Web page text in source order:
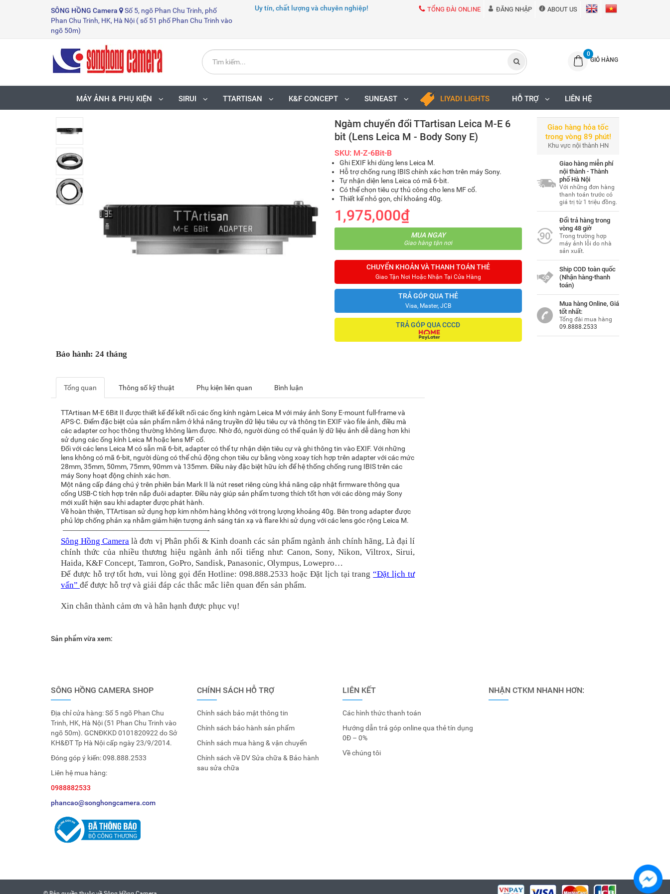
SÔNG HỒNG Camera
Số 5, ngõ Phan Chu Trinh, phố
Phan Chu Trinh, HK, Hà Nội ( số 51 phố Phan Chu Trinh vào
ngõ 50m)
Uy tín, chất lượng và chuyên nghiệp! TỔNG ĐÀI ONLINE ĐĂNG NHẬP ABOUT US
0
GIỎ HÀNG
MÁY ẢNH & PHỤ KIỆN SIRUI TTARTISAN K&F CONCEPT SUNEAST LIYADI LIGHTS HỖ TRỢ LIÊN HỆ
Bảo hành: 24 tháng
Ngàm chuyển đổi TTartisan Leica M-E 6
bit (Lens Leica M - Body Sony E)
SKU: M-Z-6Bit-B
Ghi EXIF khi dùng lens Leica M.
Hỗ trợ chống rung IBIS chính xác hơn trên máy Sony.
Tự nhận diện lens Leica có mã 6-bit.
Có thể chọn tiêu cự thủ công cho lens MF cổ.
Thiết kế nhỏ gọn, chỉ khoảng 40g.
1,975,000₫
MUA NGAY
Giao hàng tận nơi
CHUYỂN KHOẢN VÀ THANH TOÁN THẺ
Giao Tận Nơi Hoặc Nhận Tại Cửa Hàng
TRẢ GÓP QUA THẺ
Visa, Master, JCB
TRẢ GÓP QUA CCCD
Giao hàng hỏa tốc
trong vòng 89 phút!
Khu vực nội thành HN
Giao hàng miễn phí
nội thành - Thành
phố Hà Nội
Với những đơn hàng
thanh toán trước có
giá trị từ 1 triệu đồng.
Đổi trả hàng trong
vòng 48 giờ
Trong trường hợp
máy ảnh lỗi do nhà
sản xuất.
Ship COD toàn quốc
(Nhận hàng-thanh
toán)
Mua hàng Online, Giá
tốt nhất:
Tổng đài mua hàng
09.8888.2533
Tổng quan Thông số kỹ thuật Phụ kiện liên quan Bình luận
TTArtisan M-E 6Bit II được thiết kế để kết nối các ống kính ngàm Leica M với máy ảnh Sony E-mount full-frame và
APS-C. Điểm đặc biệt của sản phẩm nằm ở khả năng truyền dữ liệu tiêu cự và thông tin EXIF vào file ảnh, điều mà
các adapter cơ học thông thường không làm được. Nhờ đó, người dùng có thể quản lý dữ liệu ảnh dễ dàng hơn khi
sử dụng các ống kính Leica M hoặc lens MF cổ.
Đối với các lens Leica M có sẵn mã 6-bit, adapter có thể tự nhận diện tiêu cự và ghi thông tin vào EXIF. Với những
lens không có mã 6-bit, người dùng có thể chủ động chọn tiêu cự bằng vòng xoay tích hợp trên adapter với các mức
28mm, 35mm, 50mm, 75mm, 90mm và 135mm. Điều này đặc biệt hữu ích để hệ thống chống rung IBIS trên các
máy Sony hoạt động chính xác hơn.
Một nâng cấp đáng chú ý trên phiên bản Mark II là nút reset riêng cùng khả năng cập nhật firmware thông qua
cổng USB-C tích hợp trên nắp đuôi adapter. Điều này giúp sản phẩm tương thích tốt hơn với các dòng máy Sony
mới xuất hiện sau khi adapter được phát hành.
Về hoàn thiện, TTArtisan sử dụng hợp kim nhôm hàng không với trọng lượng khoảng 40g. Bên trong adapter được
phủ lớp chống phản xạ nhằm giảm hiện tượng ánh sáng tán xạ và flare khi sử dụng với các lens góc rộng Leica M.
—————————————————-
Sông Hồng Camera là đơn vị Phân phối & Kinh doanh các sản phẩm ngành ảnh chính hãng, Là đại lí
chính thức của nhiều thương hiệu ngành ảnh nổi tiếng như: Canon, Sony, Nikon, Viltrox, Sirui,
Haida, K&F Concept, Tamron, GoPro, Sandisk, Panasonic, Olympus, Lowepro…
Để được hỗ trợ tốt hơn, vui lòng gọi đến Hotline: 098.888.2533 hoặc Đặt lịch tại trang“Đặt lịch tư
vấn” để được hỗ trợ và giải đáp các thắc mắc liên quan đến sản phẩm.
Xin chân thành cảm ơn và hân hạnh được phục vụ!
Sản phẩm vừa xem:
SÔNG HỒNG CAMERA SHOP
Địa chỉ cửa hàng: Số 5 ngõ Phan Chu
Trinh, HK, Hà Nội (51 Phan Chu Trinh vào
ngõ 50m). GCNĐKKD 0101820922 do Sở
KH&ĐT Tp Hà Nội cấp ngày 23/9/2014.
Đóng góp ý kiến:098.888.2533
Liên hệ mua hàng:
0988882533
phancao@songhongcamera.com
CHÍNH SÁCH HỖ TRỢ
Chính sách bảo mật thông tin
Chính sách bảo hành sản phẩm
Chính sách mua hàng & vận chuyển
Chính sách về DV Sửa chữa & Bảo hành
sau sửa chữa
LIÊN KẾT
Các hình thức thanh toán
Hướng dẫn trả góp online qua thẻ tín dụng
0Đ – 0%
Về chúng tôi
NHẬN CTKM NHANH HƠN: